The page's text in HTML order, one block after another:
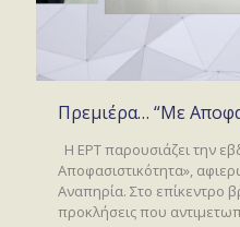
Πρεμιέρα… “Με
Η ΕΡΤ παρουσιάζει την
Αποφασιστικότητα»,
Αναπηρία. Στο επίκεντρο
προκλήσεις που